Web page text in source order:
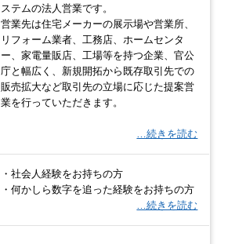
ステムの法人営業です。
営業先は住宅メーカーの展示場や営業所、
リフォーム業者、工務店、ホームセンタ
ー、家電量販店、工場等を持つ企業、官公
庁と幅広く、新規開拓から既存取引先での
販売拡大など取引先の立場に応じた提案営
業を行っていただきます。
…続きを読む
・社会人経験をお持ちの方
・何かしら数字を追った経験をお持ちの方
…続きを読む